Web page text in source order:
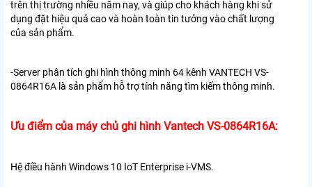
trên thị trường nhiều năm nay, và giúp cho khách hàng khi sử
dụng đặt hiệu quả cao và hoàn toàn tin tưởng vào chất lượng
của sản phẩm.
-Server phân tích ghi hình thông minh 64 kênh VANTECH VS-
0864R16A là sản phẩm hỗ trợ tính năng tìm kiếm thông minh.
Ưu điểm của máy chủ ghi hình Vantech VS-0864R16A:
Hệ điều hành Windows 10 IoT Enterprise i-VMS.